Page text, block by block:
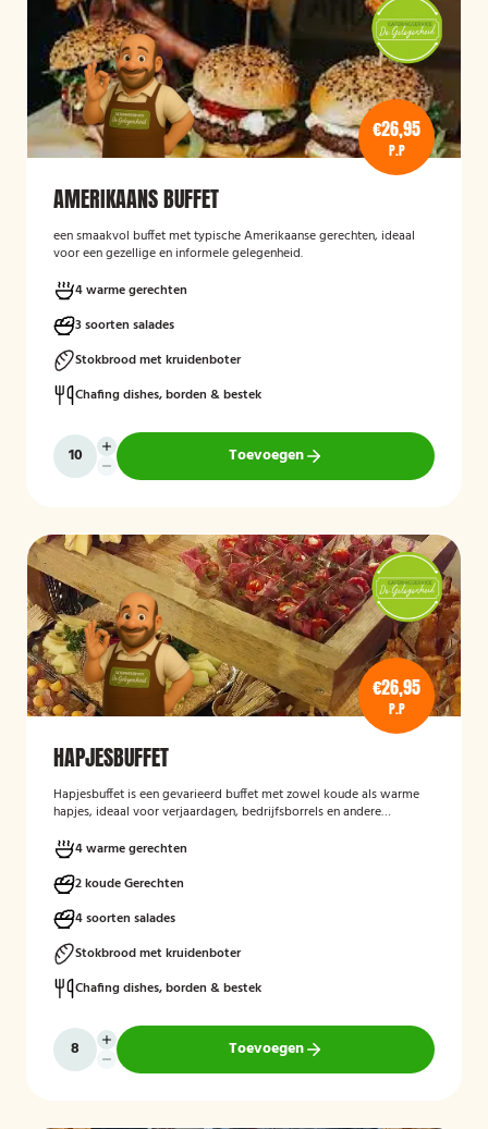
€26,95
P.P
AMERIKAANS BUFFET
een smaakvol buffet met typische Amerikaanse gerechten, ideaal
voor een gezellige en informele gelegenheid.
4 warme gerechten
3 soorten salades
Stokbrood met kruidenboter
Chafing dishes, borden & bestek
Toevoegen
€26,95
P.P
HAPJESBUFFET
Hapjesbuffet is een gevarieerd buffet met zowel koude als warme
hapjes, ideaal voor verjaardagen, bedrijfsborrels en andere
smaakvolle manier om gasten te laten genieten van verschillende
kleine gerechten, zonder een traditioneel diner te serveren.
4 warme gerechten
2 koude Gerechten
4 soorten salades
Stokbrood met kruidenboter
Chafing dishes, borden & bestek
Toevoegen